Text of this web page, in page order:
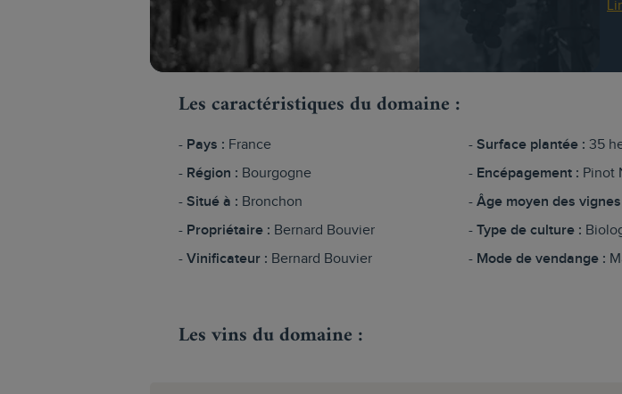
Les caractéristiques du domaine :
Pays : France
Région : Bourgogne
Situé à : Bronchon
Propriétaire : Bernard Bouvier
Vinificateur : Bernard Bouvier
Surface plantée : 35
Encépagement : Pinot
Âge moyen des
Type de culture :
Mode de vendange :
Les vins du domaine :